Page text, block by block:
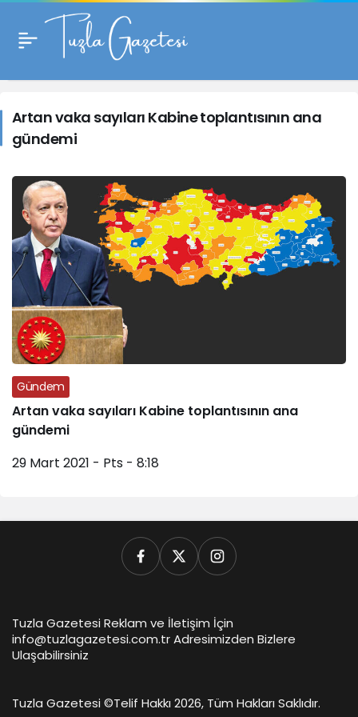
Artan
vaka
Kabine
toplantısının
ana
gündemi
Haberleri
Artan vaka sayıları Kabine toplantısının ana
gündemi
Gündem
Artan vaka sayıları Kabine toplantısının ana
gündemi
29 Mart 2021 - Pts - 8:18
Tuzla Gazetesi Reklam ve İletişim İçin
info@tuzlagazetesi.com.tr Adresimizden Bizlere
Ulaşabilirsiniz
Tuzla Gazetesi ©Telif Hakkı 2026, Tüm Hakları Saklıdır.